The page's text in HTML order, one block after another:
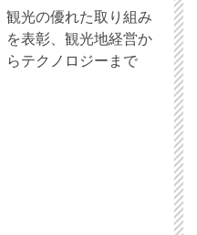
観光の優れた取り組み
を表彰、観光地経営か
らテクノロジーまで